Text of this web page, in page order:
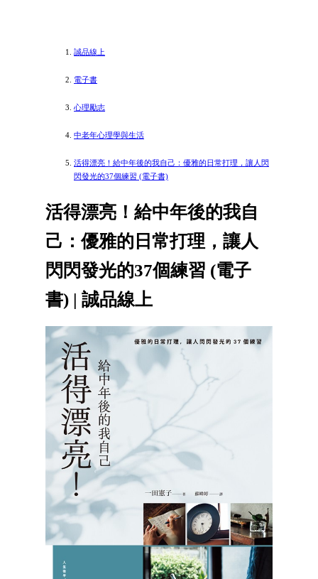
誠品線上
電子書
心理勵志
中老年心理學與生活
活得漂亮！給中年後的我自己：優雅的日常打理，讓人閃
閃發光的37個練習 (電子書)
活得漂亮！給中年後的我自
己：優雅的日常打理，讓人
閃閃發光的37個練習 (電子
書) | 誠品線上